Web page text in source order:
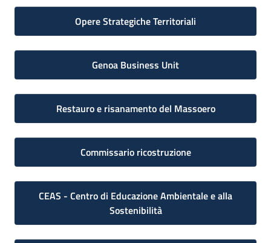
Opere Strategiche Territoriali
Genoa Business Unit
Restauro e risanamento del Massoero
Commissario ricostruzione
CEAS - Centro di Educazione Ambientale e alla
Sostenibilità